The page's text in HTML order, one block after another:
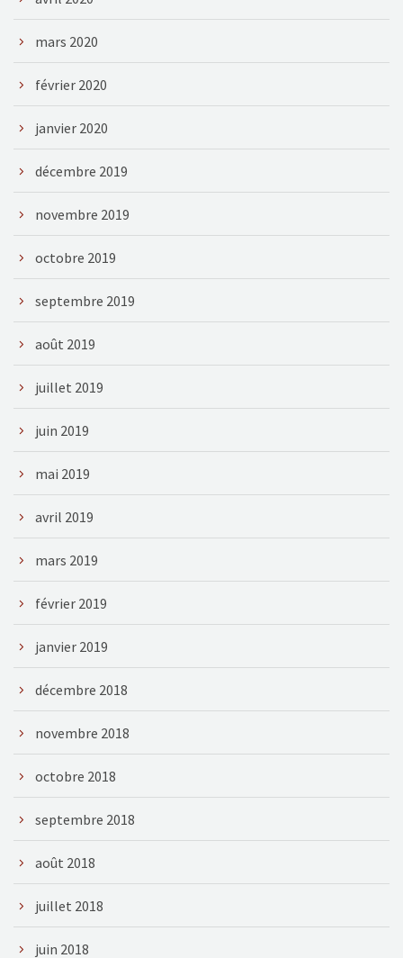
mars 2020
février 2020
janvier 2020
décembre 2019
novembre 2019
octobre 2019
septembre 2019
août 2019
juillet 2019
juin 2019
mai 2019
avril 2019
mars 2019
février 2019
janvier 2019
décembre 2018
novembre 2018
octobre 2018
septembre 2018
août 2018
juillet 2018
juin 2018